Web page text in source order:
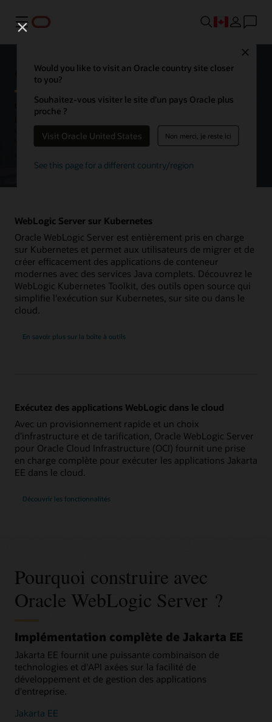
Menu
Would you like to visit an Oracle country site closer
to you?
Souhaitez-vous visiter le site d’un pays Oracle plus
proche ?
Visit Oracle United States Non merci, je reste ici
See this page for a different country/region
Oracle WebLogic Server
Oracle WebLogic Server est une plateforme unifiée et extensible
pour le développement, le déploiement et l’exécution
d’applications d’entreprise Java, sur site et dans le cloud.
WebLogic Server offre une implémentation robuste, mature et
WebLogic Server sur Kubernetes
Oracle WebLogic Server est entièrement pris en charge
sur Kubernetes et permet aux utilisateurs de migrer et de
créer efficacement des applications de conteneur
modernes avec des services Java complets. Découvrez le
WebLogic Kubernetes Toolkit, des outils open source qui
simplifie l'exécution sur Kubernetes, sur site ou dans le
cloud.
En savoir plus sur la boîte à outils
Exécutez des applications WebLogic dans le cloud
Avec un provisionnement rapide et un choix
d’infrastructure et de tarification, Oracle WebLogic Server
pour Oracle Cloud Infrastructure (OCI) fournit une prise
en charge complète pour exécuter les applications Jakarta
EE dans le cloud.
Découvrir les fonctionnalités
Pourquoi construire avec
Oracle WebLogic Server ?
Implémentation complète de Jakarta EE
Jakarta EE fournit une puissante combinaison de
technologies et d'API axées sur la facilité de
développement et de gestion des applications
d'entreprise.
Jakarta EE